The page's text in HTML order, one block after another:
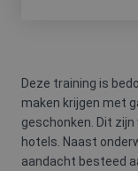
Deze training is
maken krijgen met
geschonken. Dit
hotels. Naast
aandacht besteed